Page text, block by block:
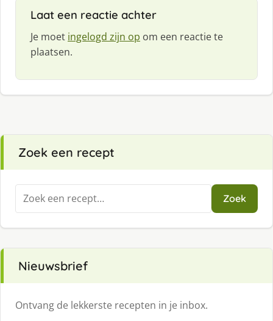
Laat een reactie achter
Je moet ingelogd zijn op om een reactie te
plaatsen.
Zoek een recept
Zoeken
naar:
Zoek
Nieuwsbrief
Ontvang de lekkerste recepten in je inbox.